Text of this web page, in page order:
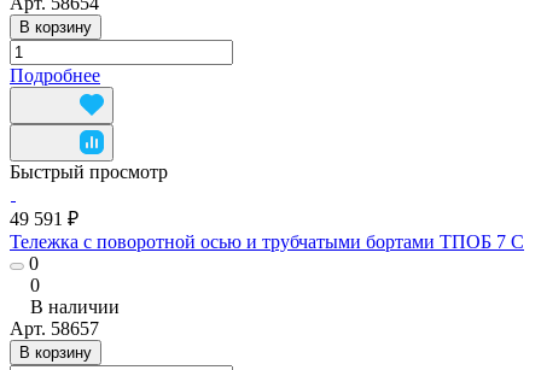
В корзину
Подробнее
Быстрый просмотр
49 591 ₽
Тележка с поворотной осью и трубчатыми бортами ТПОБ 7 С
0
0
В наличии
Арт. 58657
В корзину